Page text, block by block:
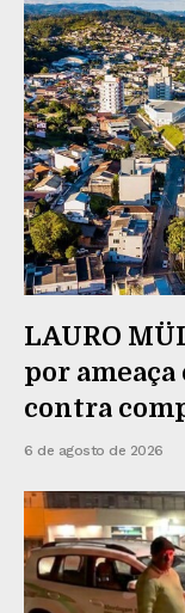
LAURO
por
contra
6 de agosto de 2026